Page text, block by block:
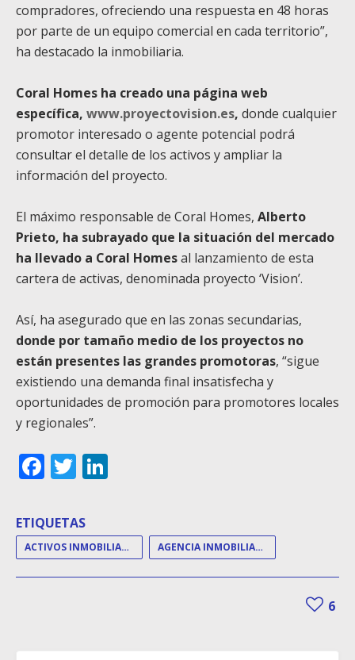
compradores, ofreciendo una respuesta en 48 horas
por parte de un equipo comercial en cada territorio”,
ha destacado la inmobiliaria.
Coral Homes ha creado una página web
específica, www.proyectovision.es, donde cualquier
promotor interesado o agente potencial podrá
consultar el detalle de los activos y ampliar la
información del proyecto.
El máximo responsable de Coral Homes, Alberto
Prieto, ha subrayado que la situación del mercado
ha llevado a Coral Homesal lanzamiento de esta
cartera de activas, denominada proyecto ‘Vision’.
Así, ha asegurado que en las zonas secundarias,
donde por tamaño medio de los proyectos no
están presentes las grandes promotoras, “sigue
existiendo una demanda final insatisfecha y
oportunidades de promoción para promotores locales
y regionales”.
Facebook
Twitter
ETIQUETAS
ACTIVOS INMOBILIARIOS AGENCIA INMOBILIARIA
6